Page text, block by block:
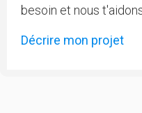
besoin et nous
Décrire mon projet